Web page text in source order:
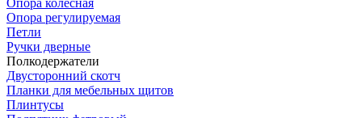
Опора колесная
Опора регулируемая
Петли
Ручки дверные
Полкодержатели
Двусторонний скотч
Планки для мебельных щитов
Плинтусы